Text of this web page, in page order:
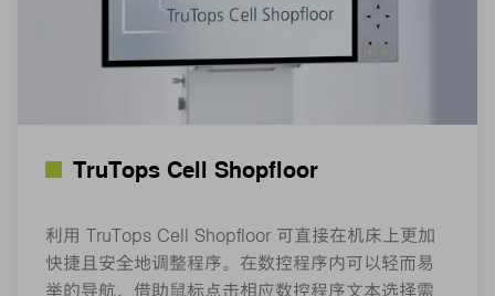
TruTops Cell Shopfloor
利用 TruTops Cell Shopfloor 可直接在机床上更加
快捷且安全地调整程序。在数控程序内可以轻而易
举的导航，借助鼠标点击相应数控程序文本选择需